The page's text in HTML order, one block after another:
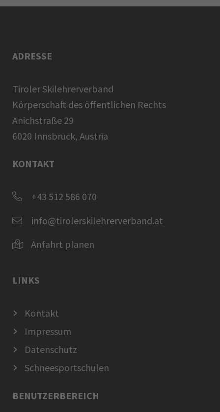
ADRESSE
Tiroler Skilehrerverband
Körperschaft des öffentlichen Rechts
Anichstraße 29
6020 Innsbruck, Austria
KONTAKT
+43 512 586 070
info@tirolerskilehrerverband.at
Anfahrt planen
LINKS
Kontakt
Impressum
Datenschutz
Schneesportschulen
BENUTZERBEREICH